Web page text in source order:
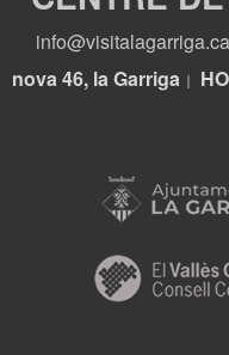
nova 46, la Garriga